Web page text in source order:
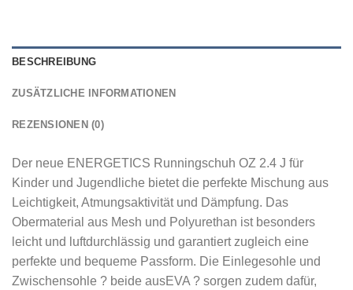
BESCHREIBUNG
ZUSÄTZLICHE INFORMATIONEN
REZENSIONEN (0)
Der neue ENERGETICS Runningschuh OZ 2.4 J für
Kinder und Jugendliche bietet die perfekte Mischung aus
Leichtigkeit, Atmungsaktivität und Dämpfung. Das
Obermaterial aus Mesh und Polyurethan ist besonders
leicht und luftdurchlässig und garantiert zugleich eine
perfekte und bequeme Passform. Die Einlegesohle und
Zwischensohle ? beide ausEVA ? sorgen zudem dafür,